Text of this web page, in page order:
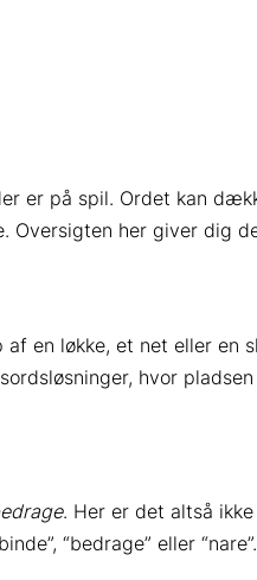
er på spil. Ordet kan
Oversigten her giver dig
en løkke, et net eller en
hvor
. Her er det altså
“bedrage” eller “nare”.